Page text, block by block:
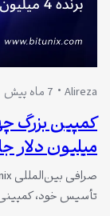
Alireza 7 ماه پیش
کمپین بزرگ
میلیون دلار